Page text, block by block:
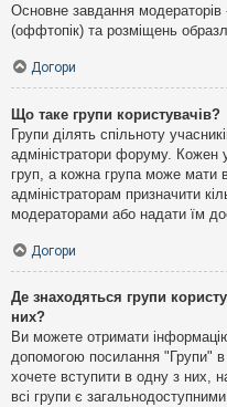
Основне завдання модераторів
(оффтопік) та розміщень
Догори
Що таке групи користувачів?
Групи ділять спільноту
адміністратори форуму. Кожен
груп, а кожна група може мати
адміністраторам призначити
модераторами або надати їм
Догори
Де знаходяться групи
них?
Ви можете отримати
допомогою посилання "Групи"
хочете вступити в одну з них,
всі групи є